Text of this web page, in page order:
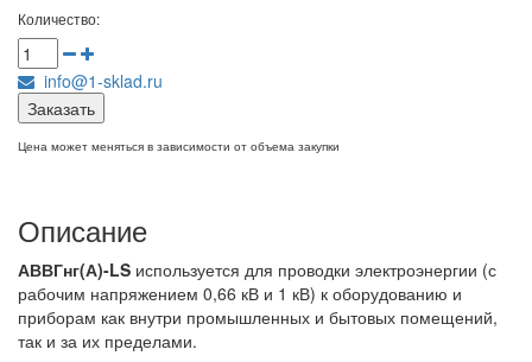
Количество:
info@1-sklad.ru
Заказать
Цена может меняться в зависимости от объема закупки
Описание
АВВГнг(А)-LS используется для проводки электроэнергии (с
рабочим напряжением 0,66 кВ и 1 кВ) к оборудованию и
приборам как внутри промышленных и бытовых помещений,
так и за их пределами.